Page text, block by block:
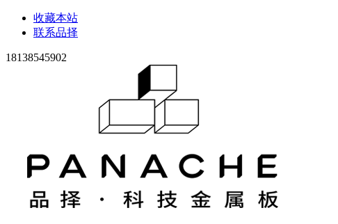
收藏本站
联系品择
18138545902